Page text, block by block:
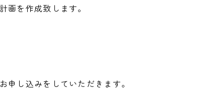
画を作成致します。
し込みをしていただきます。